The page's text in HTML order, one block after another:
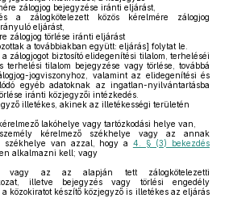
zálogjog bejegyzése iránti eljárást,
a zálogkötelezett közös kérelmére zálogjog
eljárást,
zálogjog törlése iránti eljárást
a továbbiakban együtt: eljárás] folytat le.
zálogjogot biztosító elidegenítési tilalom, terheléséi
terhelési tilalom bejegyzése vagy törlése, továbbá
jogviszonyhoz, valamint az elidegenítési és
egyéb adatoknak az ingatlan-nyilvántartásba
iránti közjegyzői intézkedés.
illetékes, akinek az illetékességi területén
lakóhelye vagy tartózkodási helye van,
kérelmező székhelye vagy az annak
székhelye van azzal, hogy a 4. § (3) bekezdés
alkalmazni kell; vagy
vagy az az alapján tett zálogkötelezetti
illetve bejegyzés vagy törlési engedély
közokiratot készítő közjegyző is illetékes az eljárás